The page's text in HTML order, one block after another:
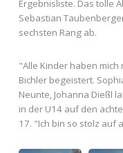
Ergebnisliste. Das tolle
Sebastian
sechsten Rang ab.
"Alle Kinder haben
Bichler begeistert.
Neunte, Johanna Dießl
in der U14 auf den
17. "Ich bin so stolz auf